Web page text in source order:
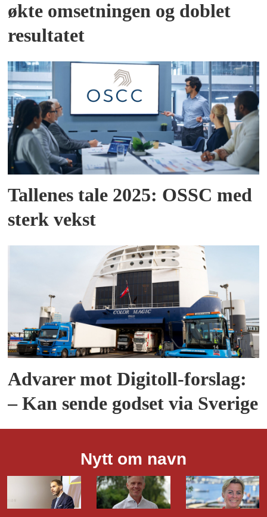
økte omsetningen og doblet
resultatet
Tallenes tale 2025: OSSC med
sterk vekst
Advarer mot Digitoll-forslag:
– Kan sende godset via Sverige
Nytt om navn